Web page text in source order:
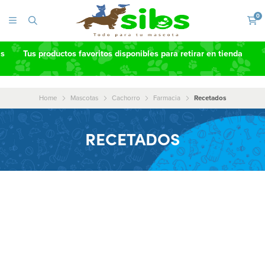
0
Tus productos favoritos disponibles para retirar en tienda
Home Mascotas Cachorro Farmacia Recetados
RECETADOS